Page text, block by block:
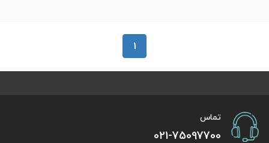
1
تماس
021-75097700